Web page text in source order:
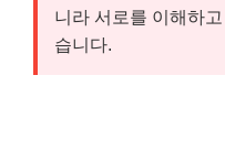
니라 서로를 이해하
습니다.